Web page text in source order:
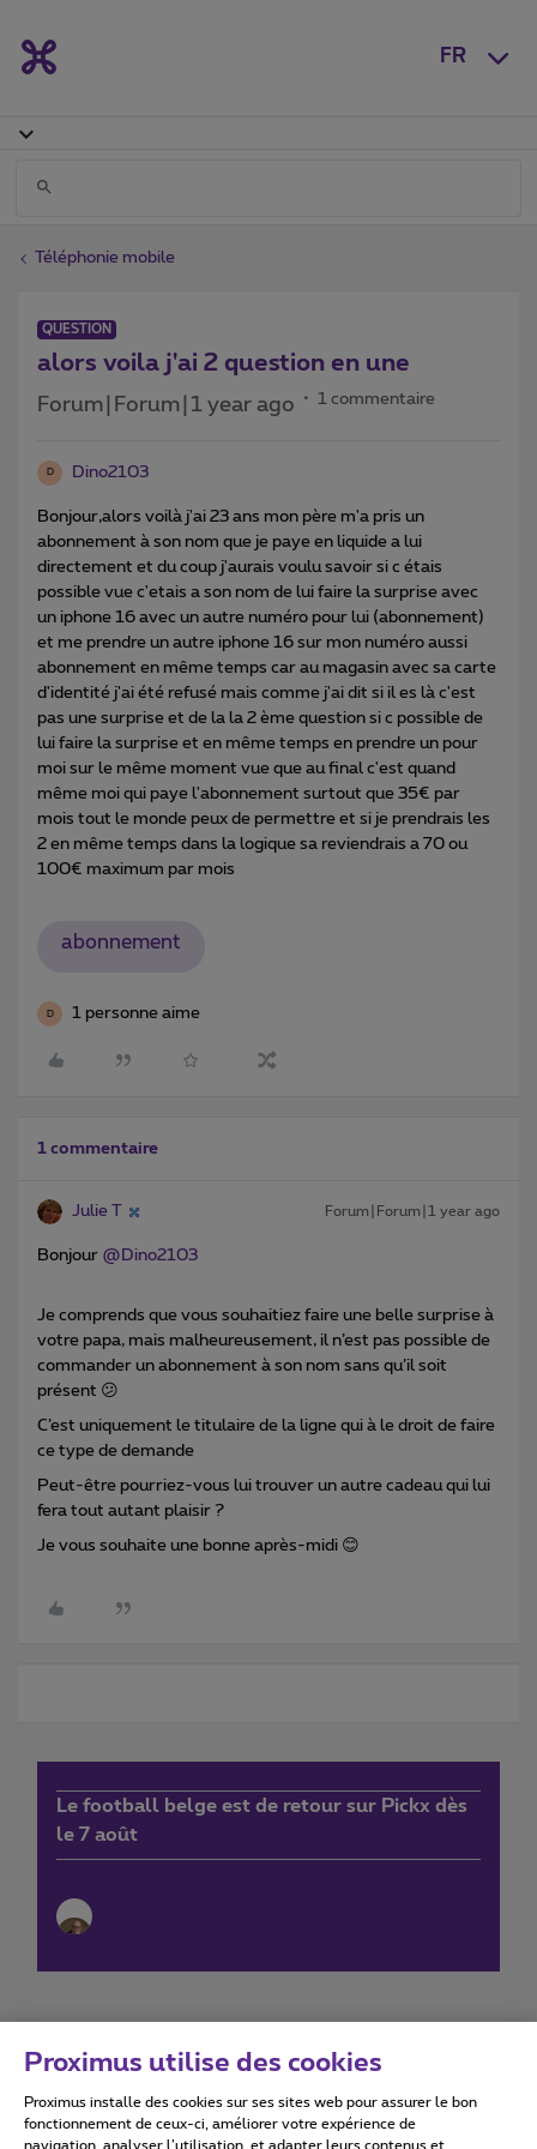
FR
Téléphonie mobile
QUESTION
alors voila j'ai 2 question en une
Forum|Forum|1 year ago 1 commentaire
D Dino2103
Bonjour,alors voilà j'ai 23 ans mon père m'a pris un
abonnement à son nom que je paye en liquide a lui
directement et du coup j'aurais voulu savoir si c étais
possible vue c'etais a son nom de lui faire la surprise avec
un iphone 16 avec un autre numéro pour lui (abonnement)
et me prendre un autre iphone 16 sur mon numéro aussi
abonnement en même temps car au magasin avec sa carte
d'identité j'ai été refusé mais comme j'ai dit si il es là c'est
pas une surprise et de la la 2 ème question si c possible de
lui faire la surprise et en même temps en prendre un pour
moi sur le même moment vue que au final c'est quand
même moi qui paye l'abonnement surtout que 35€ par
mois tout le monde peux de permettre et si je prendrais les
2 en même temps dans la logique sa reviendrais a 70 ou
100€ maximum par mois
abonnement
D 1 personne aime
1 commentaire
Julie T Forum|Forum|1 year ago
Bonjour ​ @Dino2103
Je comprends que vous souhaitiez faire une belle surprise à
votre papa, mais malheureusement, il n’est pas possible de
commander un abonnement à son nom sans qu’il soit
présent 😕
C’est uniquement le titulaire de la ligne qui à le droit de faire
ce type de demande
Peut-être pourriez-vous lui trouver un autre cadeau qui lui
fera tout autant plaisir ?
Je vous souhaite une bonne après-midi 😊
Le football belge est de retour sur Pickx dès
le 7 août
Conditions d'utilisation Accessibility statement
Proximus utilise des cookies
Proximus installe des cookies sur ses sites web pour assurer le bon
fonctionnement de ceux-ci, améliorer votre expérience de
navigation, analyser l’utilisation, et adapter leurs contenus et